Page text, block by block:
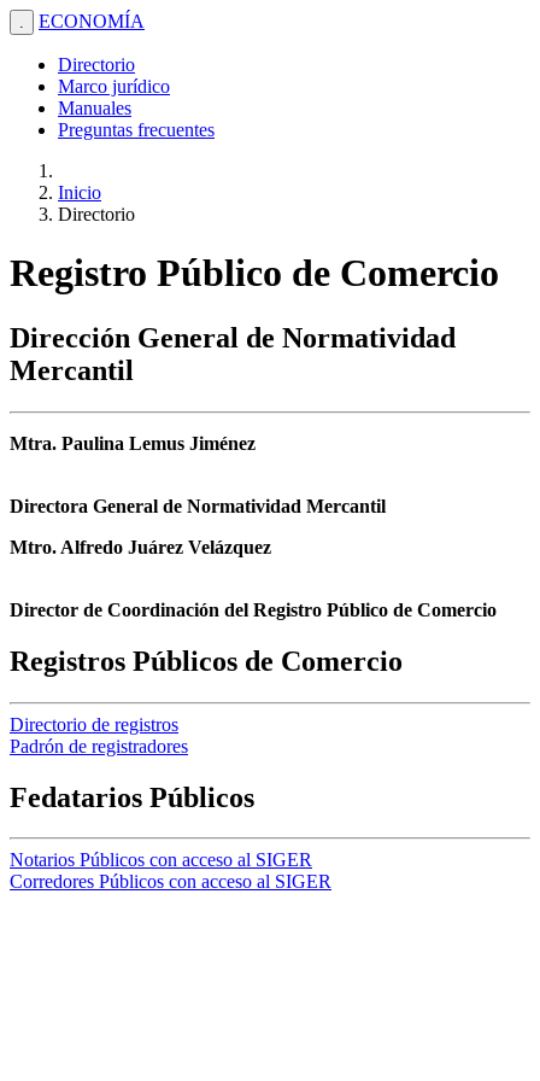
. ECONOMÍA
Directorio
Marco jurídico
Manuales
Preguntas frecuentes
Inicio
Directorio
Registro Público de Comercio
Dirección General de Normatividad
Mercantil
Mtra. Paulina Lemus Jiménez
Directora General de Normatividad Mercantil
Mtro. Alfredo Juárez Velázquez
Director de Coordinación del Registro Público de Comercio
Registros Públicos de Comercio
Directorio de registros
Padrón de registradores
Fedatarios Públicos
Notarios Públicos con acceso al SIGER
Corredores Públicos con acceso al SIGER